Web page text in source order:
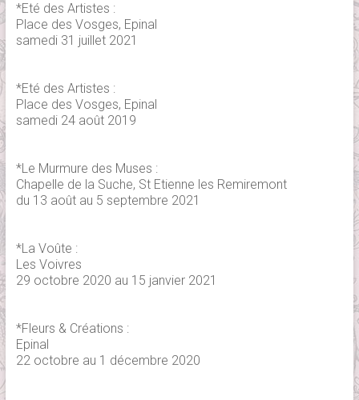
*Eté des Artistes :
Place des Vosges, Epinal
samedi 31 juillet 2021
*Eté des Artistes :
Place des Vosges, Epinal
samedi 24 août 2019
*Le Murmure des Muses :
Chapelle de la Suche, St Etienne les Remiremont
du 13 août au 5 septembre 2021
*La Voûte :
Les Voivres
29 octobre 2020 au 15 janvier 2021
*Fleurs & Créations :
Epinal
22 octobre au 1 décembre 2020